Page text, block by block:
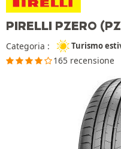
PIRELLI PZERO
Categoria : Turismo
165 recensione